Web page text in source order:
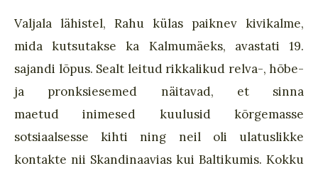
Valjala lähistel, Rahu külas paiknev kivikalme,
mida kutsutakse ka Kalmumäeks, avastati 19.
sajandi lõpus. Sealt leitud rikkalikud relva-, hõbe-
ja pronksiesemed näitavad, et sinna
maetud inimesed kuulusid kõrgemasse
sotsiaalsesse kihti ning neil oli ulatuslikke
kontakte nii Skandinaavias kui Baltikumis. Kokku